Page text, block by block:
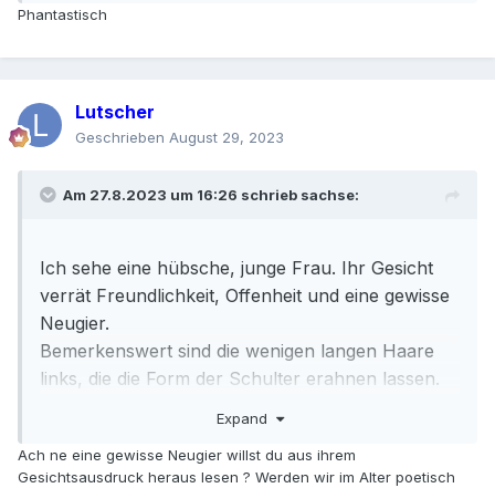
Phantastisch
Lutscher
Geschrieben August 29, 2023
Am 27.8.2023 um 16:26 schrieb sachse:
Ich sehe eine hübsche, junge Frau. Ihr Gesicht
verrät Freundlichkeit, Offenheit und eine gewisse
Neugier.
Bemerkenswert sind die wenigen langen Haare
links, die die Form der Schulter erahnen lassen.
Expand
Ach ne eine gewisse Neugier willst du aus ihrem
Gesichtsausdruck heraus lesen ? Werden wir im Alter poetisch